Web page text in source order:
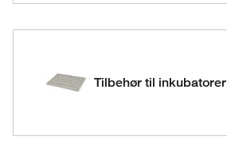
Tilbehør til inkubatorer